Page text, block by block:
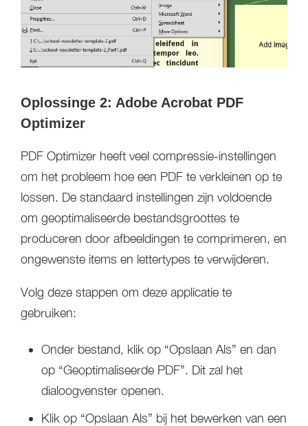
Oplossinge 2: Adobe Acrobat PDF
Optimizer
PDF Optimizer heeft veel compressie-instellingen
om het probleem hoe een PDF te verkleinen op te
lossen. De standaard instellingen zijn voldoende
om geoptimaliseerde bestandsgroottes te
produceren door afbeeldingen te comprimeren, en
ongewenste items en lettertypes te verwijderen.
Volg deze stappen om deze applicatie te
gebruiken:
Onder bestand, klik op “Opslaan Als” en dan
op “Geoptimaliseerde PDF”. Dit zal het
dialoogvenster openen.
Klik op “Opslaan Als” bij het bewerken van een